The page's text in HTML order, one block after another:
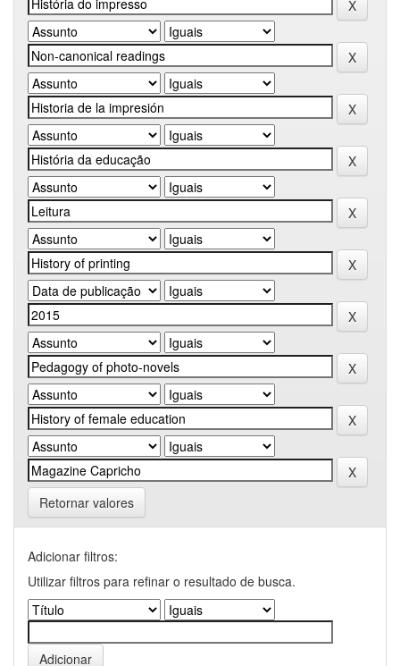
Retornar valores
Adicionar filtros:
Utilizar filtros para refinar o resultado de busca.